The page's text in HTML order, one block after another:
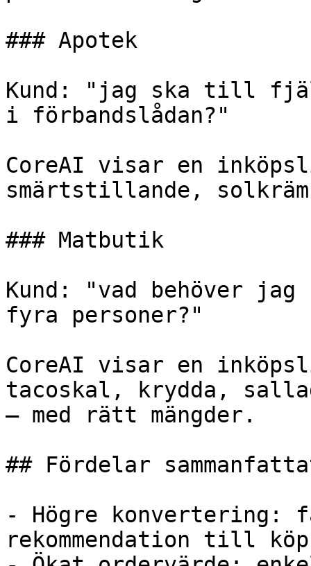
### Apotek
Kund: "jag ska till
i förbandslådan?"
CoreAI visar en
smärtstillande, solkräm
### Matbutik
Kund: "vad behöver
fyra personer?"
CoreAI visar en
tacoskal, krydda,
– med rätt mängder.
## Fördelar
- Högre
rekommendation till köp